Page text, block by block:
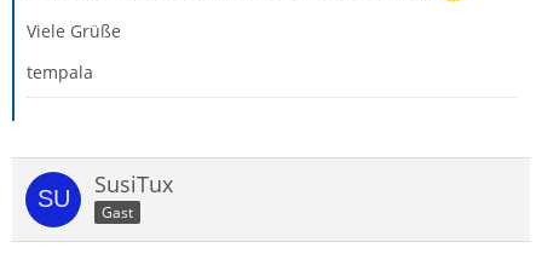
Viele Grüße
tempala
SusiTux
Gast